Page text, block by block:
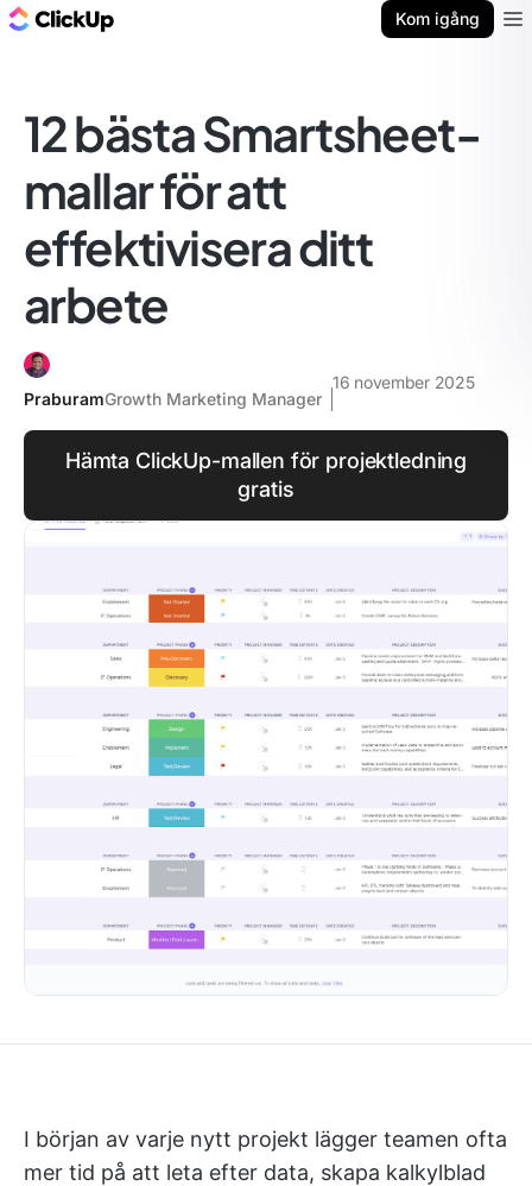
Kom igång
12 bästa Smartsheet-
mallar för att
effektivisera ditt
arbete
PraburamGrowth Marketing Manager
16 november 2025
Hämta ClickUp-mallen för projektledning
gratis
I början av varje nytt projekt lägger teamen ofta
mer tid på att leta efter data, skapa kalkylblad